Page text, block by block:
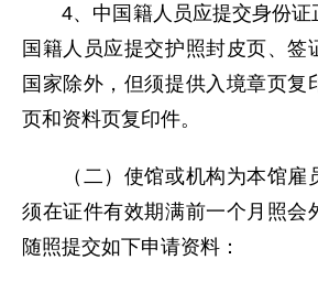
4、中国籍人员应提交身份证
国籍人员应提交护照封皮页、签
国家除外，但须提供入境章页复
页和资料页复印件。
（二）使馆或机构为本馆雇
须在证件有效期满前一个月照会
随照提交如下申请资料：